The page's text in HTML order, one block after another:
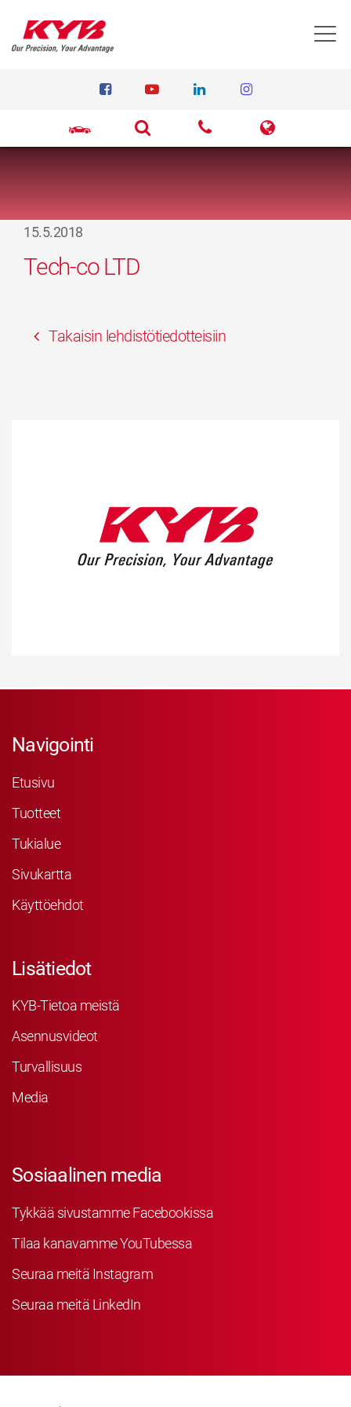
15.5.2018
Tech-co LTD
Takaisin lehdistötiedotteisiin
Navigointi
Etusivu
Tuotteet
Tukialue
Sivukartta
Käyttöehdot
Lisätiedot
KYB-Tietoa meistä
Asennusvideot
Turvallisuus
Media
Sosiaalinen media
Tykkää sivustamme Facebookissa
Tilaa kanavamme YouTubessa
Seuraa meitä Instagram
Seuraa meitä LinkedIn